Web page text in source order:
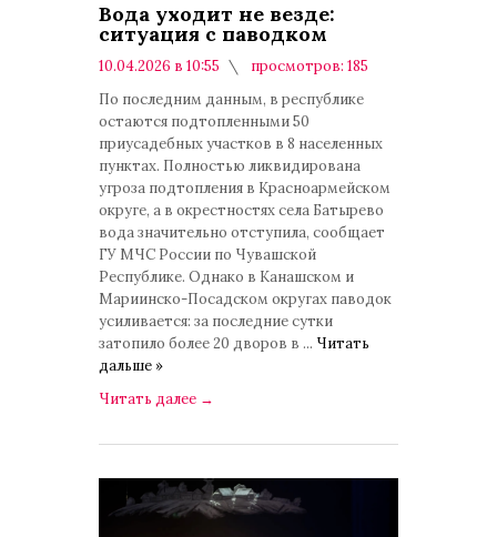
Вода уходит не везде:
ситуация с паводком
10.04.2026 в 10:55
просмотров: 185
По последним данным, в республике
остаются подтопленными 50
приусадебных участков в 8 населенных
пунктах. Полностью ликвидирована
угроза подтопления в Красноармейском
округе, а в окрестностях села Батырево
вода значительно отступила, сообщает
ГУ МЧС России по Чувашской
Республике. Однако в Канашском и
Мариинско-Посадском округах паводок
усиливается: за последние сутки
затопило более 20 дворов в ... Читать
дальше »
Читать далее →